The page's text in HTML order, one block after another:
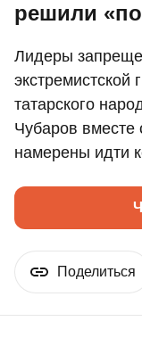
решили
Лидеры
татарского
Чубаров вместе
намерены идти
Поделиться